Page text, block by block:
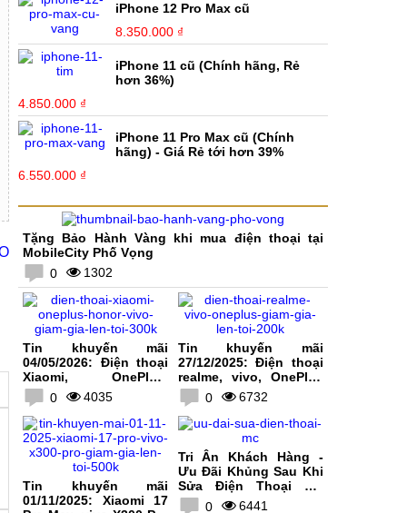
iPhone 12 Pro Max cũ
8.350.000 ₫
iPhone 11 cũ (Chính hãng, Rẻ
hơn 36%)
4.850.000 ₫
iPhone 11 Pro Max cũ (Chính
hãng) - Giá Rẻ tới hơn 39%
6.550.000 ₫
Tặng Bảo Hành Vàng khi mua điện thoại tại
MobileCity Phố Vọng
0
1302
Tin khuyến mãi
04/05/2026: Điện thoại
Xiaomi, OnePlus,
HONOR, vivo giảm giá
lên tới 300K
0 4035
Tin khuyến mãi
27/12/2025: Điện thoại
realme, vivo, OnePlus
giảm giá lên tới 200K
0 6732
Tin khuyến mãi
01/11/2025: Xiaomi 17
Tri Ân Khách Hàng -
Ưu Đãi Khủng Sau Khi
Sửa Điện Thoại Tại
MobileCity
0 6441